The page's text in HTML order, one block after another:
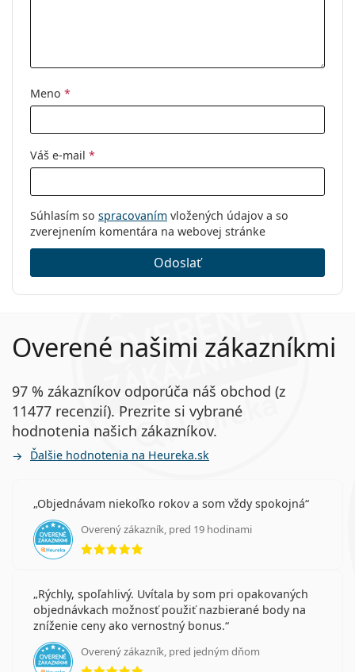
Meno *
Váš e-mail *
Súhlasím so spracovaním vložených údajov a so
zverejnením komentára na webovej stránke
Odoslať
Overené našimi zákazníkmi
97 % zákazníkov odporúča náš obchod (z
11477 recenzií). Prezrite si vybrané
hodnotenia našich zákazníkov.
Ďalšie hodnotenia na Heureka.sk
Objednávam niekoľko rokov a som vždy spokojná
Overený zákazník, pred 19 hodinami
hodnotenie 5 z 5
Rýchly, spoľahlivý. Uvítala by som pri opakovaných
objednávkach možnosť použiť nazbierané body na
zníženie ceny ako vernostný bonus.
Overený zákazník, pred jedným dňom
hodnotenie 5 z 5